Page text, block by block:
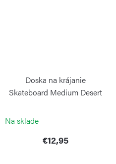
Doska na krájanie
Skateboard Medium Desert
Na sklade
€12,95